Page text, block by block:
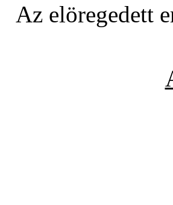
Az elöregedett